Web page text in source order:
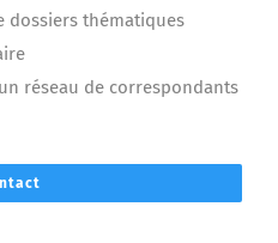
dossiers thématiques
réseau de correspondants